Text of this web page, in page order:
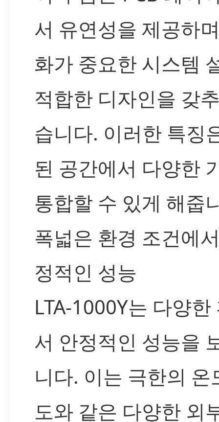
서 유연성을 제공하
화가 중요한 시스템
적합한 디자인을 갖
습니다. 이러한 특징
된 공간에서 다양한
통합할 수 있게 해줍
폭넓은 환경 조건에
정적인 성능
LTA-1000Y는 다양
서 안정적인 성능을
니다. 이는 극한의 온
도와 같은 다양한 외